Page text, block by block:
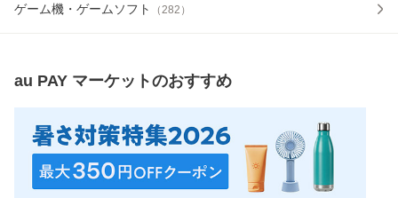
ゲーム機・ゲームソフト （282 ）
au PAY マーケットのおすすめ